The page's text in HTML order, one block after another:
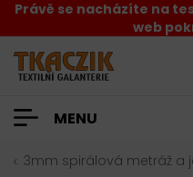
Právě se nacházíte na
web
MENU
3mm spirálová metráž a